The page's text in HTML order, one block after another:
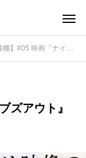
画『ナイブズアウト』ライアン・ジョンソン
ズアウト』